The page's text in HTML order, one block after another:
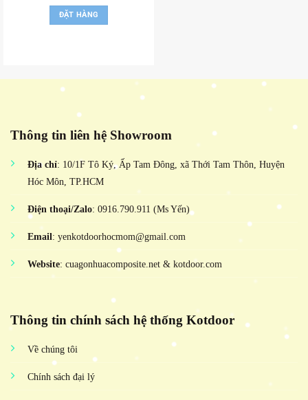
ĐẶT HÀNG
Thông tin liên hệ Showroom
Địa chỉ: 10/1F Tô Ký, Ấp Tam Đông, xã Thới Tam Thôn, Huyện
Hóc Môn, TP.HCM
Điện thoại/Zalo: 0916.790.911 (Ms Yến)
Email: yenkotdoorhocmom@gmail.com
Website: cuagonhuacomposite.net & kotdoor.com
Thông tin chính sách hệ thống Kotdoor
Về chúng tôi
Chính sách đại lý